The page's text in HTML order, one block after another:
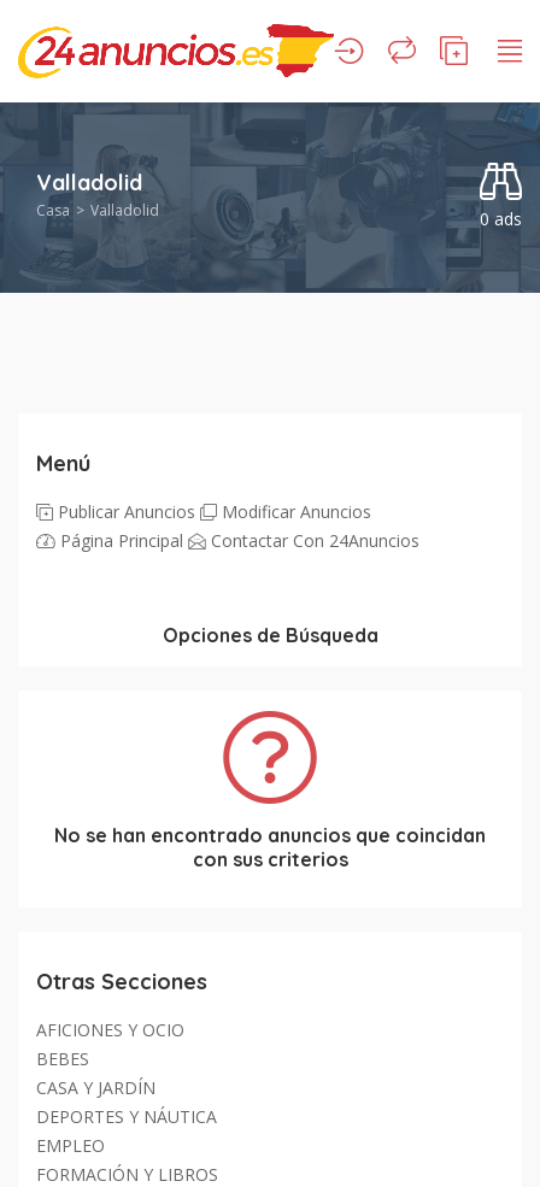
Valladolid
Casa Valladolid 0 ads
Menú
Publicar Anuncios
Modificar Anuncios
Página Principal
Contactar Con 24Anuncios
Opciones de Búsqueda
No se han encontrado anuncios que coincidan
con sus criterios
Otras Secciones
AFICIONES Y OCIO
BEBES
CASA Y JARDÍN
DEPORTES Y NÁUTICA
EMPLEO
FORMACIÓN Y LIBROS